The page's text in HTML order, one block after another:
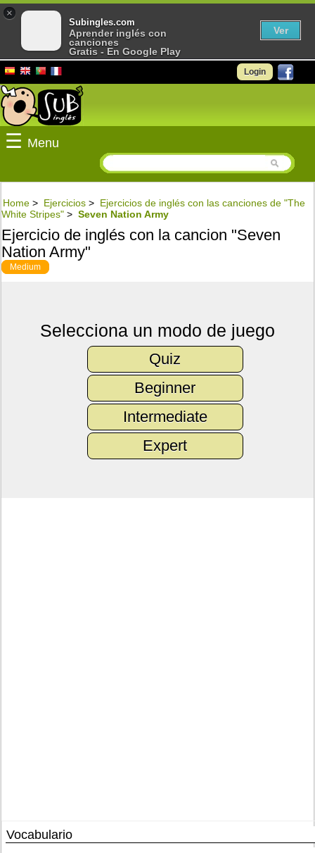
Login
☰ Menu
Home > Ejercicios > Ejercicios de inglés con las canciones de "The
White Stripes" > Seven Nation Army
Ejercicio de inglés con la cancion "Seven
Nation Army"
Medium
Selecciona un modo de juego
Quiz
Beginner
Intermediate
Expert
Vocabulario
×
Subingles.com
Aprender inglés con
canciones
Gratis - En Google Play
Ver